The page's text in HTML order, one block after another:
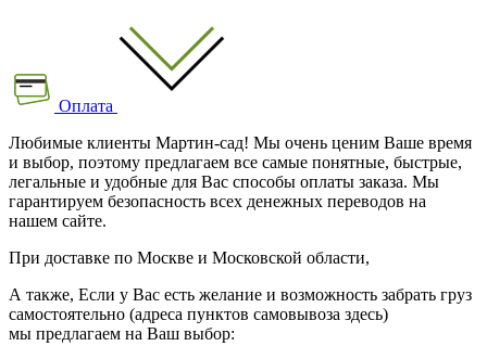
Оплата
Любимые клиенты Мартин-сад! Мы очень ценим Ваше время
и выбор, поэтому предлагаем все самые понятные, быстрые,
легальные и удобные для Вас способы оплаты заказа. Мы
гарантируем безопасность всех денежных переводов на
нашем сайте.
При доставке по Москве и Московской области,
А также, Если у Вас есть желание и возможность забрать груз
самостоятельно (адреса пунктов самовывоза здесь)
мы предлагаем на Ваш выбор: